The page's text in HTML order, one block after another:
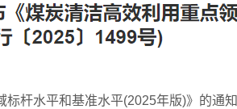
标杆水平和基准水平(2025年版)》的通知